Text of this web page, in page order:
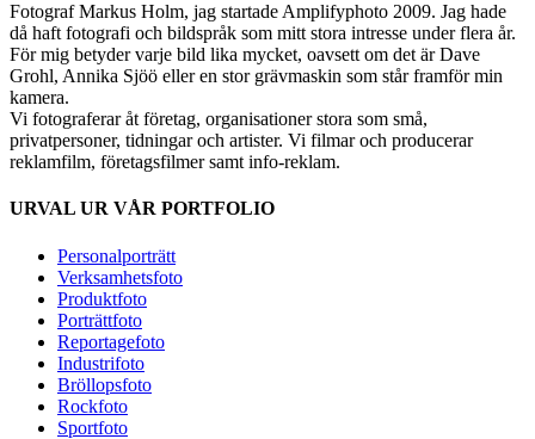
Fotograf Markus Holm, jag startade Amplifyphoto 2009. Jag hade
då haft fotografi och bildspråk som mitt stora intresse under flera år.
För mig betyder varje bild lika mycket, oavsett om det är Dave
Grohl, Annika Sjöö eller en stor grävmaskin som står framför min
kamera.
Vi fotograferar åt företag, organisationer stora som små,
privatpersoner, tidningar och artister. Vi filmar och producerar
reklamfilm, företagsfilmer samt info-reklam.
URVAL UR VÅR PORTFOLIO
Personalporträtt
Verksamhetsfoto
Produktfoto
Porträttfoto
Reportagefoto
Industrifoto
Bröllopsfoto
Rockfoto
Sportfoto